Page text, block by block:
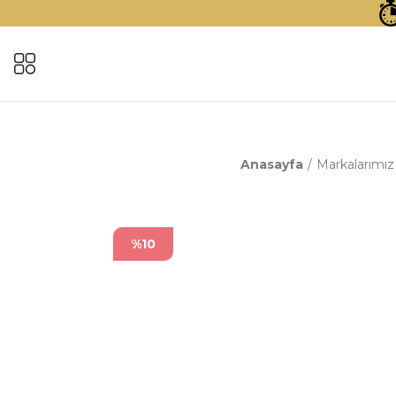
Anasayfa Markalarımız
%10